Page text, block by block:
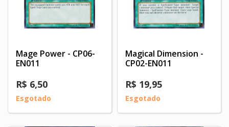
Mage Power - CP06-
EN011
R$ 6,50
Esgotado
Magical Dimension -
CP02-EN011
R$ 19,95
Esgotado